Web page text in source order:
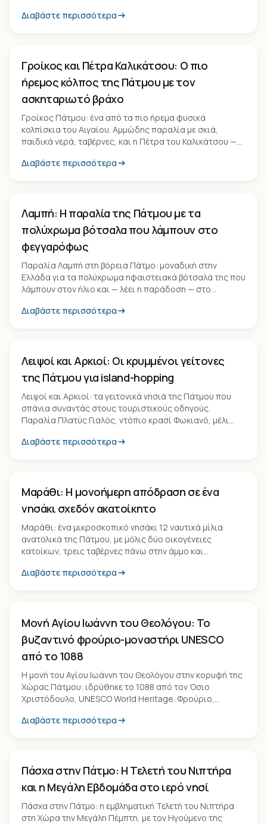
Διαβάστε περισσότερα
Παραλία
Γροίκος και Πέτρα Καλικάτσου: Ο πιο
ήρεμος κόλπος της Πάτμου με τον
ασκηταριωτό βράχο
Γροίκος Πάτμου: ένα από τα πιο ήρεμα φυσικά
κολπίσκια του Αιγαίου. Αμμώδης παραλία με σκιά,
παιδικά νερά, ταβέρνες, και η Πέτρα του Καλικάτσου —
αιώνα.
Διαβάστε περισσότερα
Παραλία
Λαμπή: Η παραλία της Πάτμου με τα
πολύχρωμα βότσαλα που λάμπουν στο
φεγγαρόφως
Παραλία Λαμπή στη βόρεια Πάτμο: μοναδική στην
Ελλάδα για τα πολύχρωμα ηφαιστειακά βότσαλά της που
λάμπουν στον ήλιο και — λέει η παράδοση — στο
Διαβάστε περισσότερα
Λειψοί και Αρκιοί: Οι κρυμμένοι γείτονες
της Πάτμου για island-hopping
Λειψοί και Αρκιοί: τα γειτονικά νησιά της Πάτμου που
σπάνια συναντάς στους τουριστικούς οδηγούς.
Παραλία Πλατύς Γιαλός, ντόπιο κρασί Φωκιανό, μέλι
ημερήσια εκδρομή.
Διαβάστε περισσότερα
Μαράθι: Η μονοήμερη απόδραση σε ένα
νησάκι σχεδόν ακατοίκητο
Μαράθι: ένα μικροσκοπικό νησάκι 12 ναυτικά μίλια
ανατολικά της Πάτμου, με μόλις δύο οικογένειες
κατοίκων, τρεις ταβέρνες πάνω στην άμμο και
Ελλάδα των '80s.
Διαβάστε περισσότερα
Μνημείο
Μονή Αγίου Ιωάννη του Θεολόγου: Το
βυζαντινό φρούριο-μοναστήρι UNESCO
από το 1088
Η μονή του Αγίου Ιωάννη του Θεολόγου στην κορυφή της
Χώρας Πάτμου: ιδρύθηκε το 1088 από τον Όσιο
Χριστόδουλο, UNESCO World Heritage. Φρούριο,
βυζαντινές τοιχογραφίες.
Διαβάστε περισσότερα
Εμπειρία
Πάσχα στην Πάτμο: Η Τελετή του Νιπτήρα
και η Μεγάλη Εβδομάδα στο ιερό νησί
Πάσχα στην Πάτμο: η εμβληματική Τελετή του Νιπτήρα
στη Χώρα την Μεγάλη Πέμπτη, με τον Ηγούμενο της